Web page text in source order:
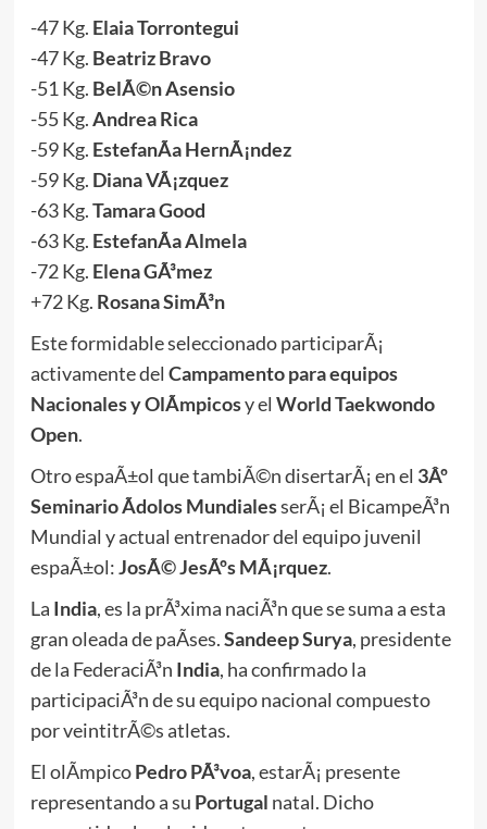
-47 Kg. Elaia Torrontegui
-47 Kg. Beatriz Bravo
-51 Kg. BelÃ©n Asensio
-55 Kg.Andrea Rica
-59 Kg. EstefanÃ­a HernÃ¡ndez
-59 Kg. Diana VÃ¡zquez
-63 Kg.Tamara Good
-63 Kg. EstefanÃ­a Almela
-72 Kg. Elena GÃ³mez
+72 Kg. Rosana SimÃ³n
Este formidable seleccionado participarÃ¡
activamente del Campamento para equipos
Nacionales y OlÃ­mpicosy el World Taekwondo
Open.
Otro espaÃ±ol que tambiÃ©n disertarÃ¡ en el 3Âº
Seminario Ãdolos MundialesserÃ¡ el BicampeÃ³n
Mundial y actual entrenador del equipo juvenil
espaÃ±ol:JosÃ© JesÃºs MÃ¡rquez.
La India, es la prÃ³xima naciÃ³n que se suma a esta
gran oleada de paÃ­ses.Sandeep Surya, presidente
de la FederaciÃ³n India, ha confirmado la
participaciÃ³n de su equipo nacional compuesto
por veintitrÃ©s atletas.
El olÃ­mpicoPedro PÃ³voa, estarÃ¡ presente
representando a su Portugal natal. Dicho